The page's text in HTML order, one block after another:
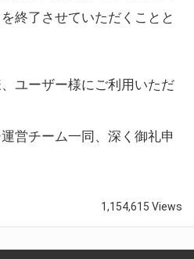
終了させていただくことと
ユーザー様にご利用いただ
営チーム一同、深く御礼申
1,154,615 Views